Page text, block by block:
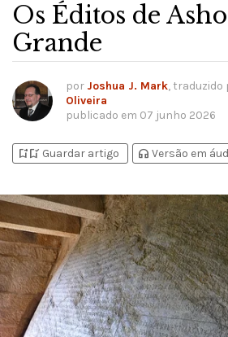
Os Éditos de
Grande
por Joshua J. Mark, traduzido
Oliveira
publicado em 07 junho 2026
bookmark_addbookmark_added Guardar artigo headphones Versão em